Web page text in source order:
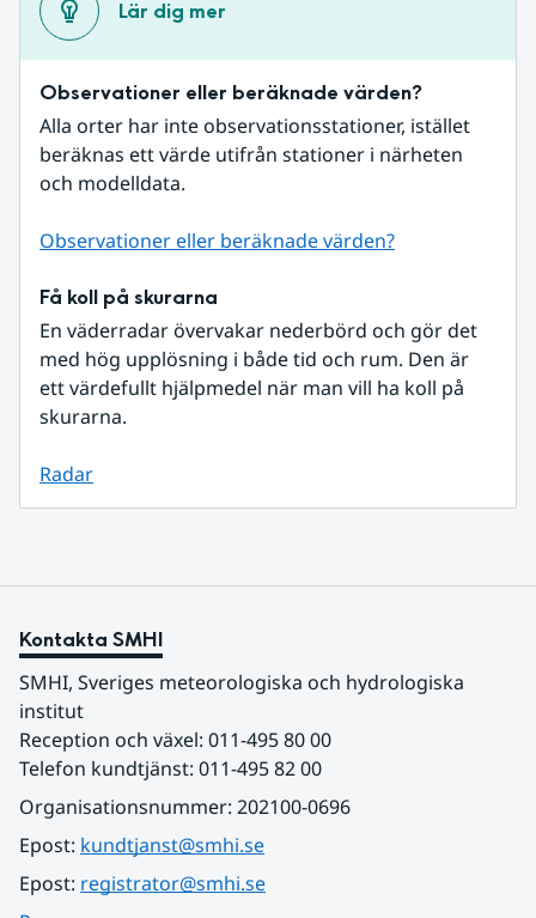
Lär dig mer
Observationer eller beräknade värden?
Alla orter har inte observationsstationer, istället
beräknas ett värde utifrån stationer i närheten
och modelldata.
Observationer eller beräknade värden?
Få koll på skurarna
En väderradar övervakar nederbörd och gör det
med hög upplösning i både tid och rum. Den är
ett värdefullt hjälpmedel när man vill ha koll på
skurarna.
Radar
Kontakta SMHI
SMHI, Sveriges meteorologiska och hydrologiska
institut
Reception och växel: 011-495 80 00
Telefon kundtjänst: 011-495 82 00
Organisationsnummer: 202100-0696
Epost: kundtjanst@smhi.se
Epost: registrator@smhi.se